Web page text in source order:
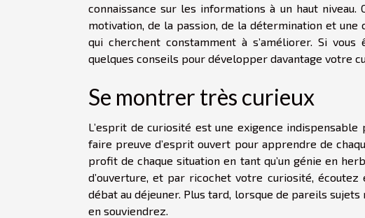
connaissance sur les informations à un haut
motivation, de la passion, de la détermination et une
qui cherchent constamment à s’améliorer. Si
quelques conseils pour développer davantage votre
Se montrer très curieux
L’esprit de curiosité est une exigence
faire preuve d’esprit ouvert pour apprendre de
profit de chaque situation en tant qu’un génie en
d’ouverture, et par ricochet votre curiosité,
débat au déjeuner. Plus tard, lorsque de pareils
en souviendrez.